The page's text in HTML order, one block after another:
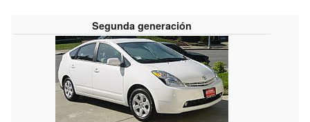
Segunda generación